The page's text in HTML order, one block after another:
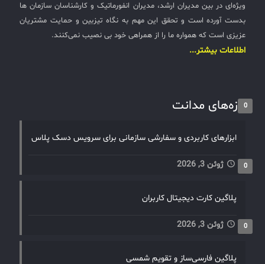
ویژه‌ای در بین مدیران ارشد، مدیران انفورماتیک و کارشناسان سازمان ها
بدست آورده است و تحقق این مهم به نگاه تیزبین و حمایت مشتریان
عزیزی است که همواره ما را از همراهی خود بی نصیب نمی‌کنند.
اطلاعات بیشتر...
تازه‌های مدانت0
ابزارهای کاربردی و سفارشی سازمانی برای سرویس دسک پلاس
ژوئن 3, 2026 0
پلاگین کارت دیجیتال کاربران
ژوئن 3, 2026 0
پلاگین فارسی‌ساز و تقویم شمسی